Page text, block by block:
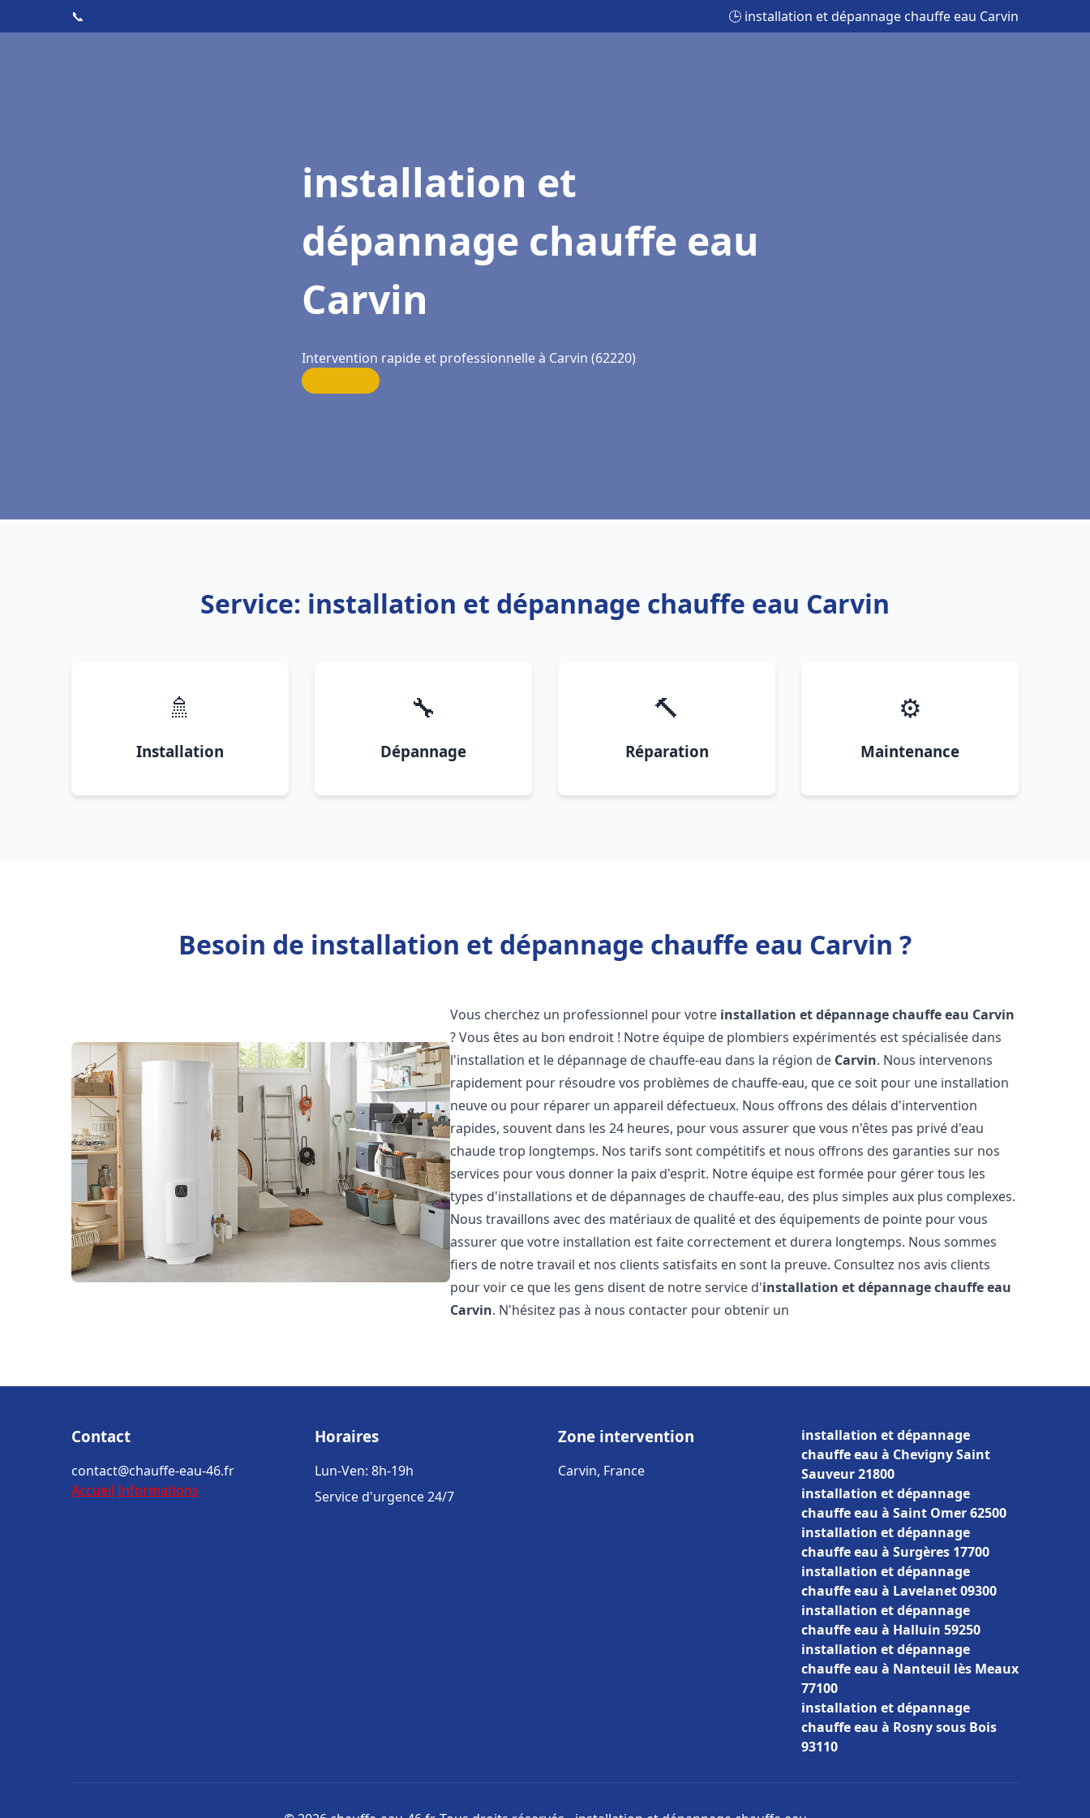
📞 🕒 installation et dépannage chauffe eau Carvin
installation et
dépannage chauffe eau
Carvin
Intervention rapide et professionnelle à Carvin (62220)
Service: installation et dépannage chauffe eau Carvin
🚿
Installation
🔧
Dépannage
🔨
Réparation
⚙️
Maintenance
Besoin de installation et dépannage chauffe eau Carvin ?
Vous cherchez un professionnel pour votre installation et dépannage chauffe eau Carvin
? Vous êtes au bon endroit ! Notre équipe de plombiers expérimentés est spécialisée dans
l'installation et le dépannage de chauffe-eau dans la région de Carvin. Nous intervenons
rapidement pour résoudre vos problèmes de chauffe-eau, que ce soit pour une installation
neuve ou pour réparer un appareil défectueux. Nous offrons des délais d'intervention
rapides, souvent dans les 24 heures, pour vous assurer que vous n'êtes pas privé d'eau
chaude trop longtemps. Nos tarifs sont compétitifs et nous offrons des garanties sur nos
services pour vous donner la paix d'esprit. Notre équipe est formée pour gérer tous les
types d'installations et de dépannages de chauffe-eau, des plus simples aux plus complexes.
Nous travaillons avec des matériaux de qualité et des équipements de pointe pour vous
assurer que votre installation est faite correctement et durera longtemps. Nous sommes
fiers de notre travail et nos clients satisfaits en sont la preuve. Consultez nos avis clients
pour voir ce que les gens disent de notre service d'installation et dépannage chauffe eau
Carvin. N'hésitez pas à nous contacter pour obtenir un
Contact
contact@chauffe-eau-46.fr
Accueil Informations
Horaires
Lun-Ven: 8h-19h
Service d'urgence 24/7
Zone intervention
Carvin, France
installation et dépannage
chauffe eau à Chevigny Saint
Sauveur 21800
installation et dépannage
chauffe eau à Saint Omer 62500
installation et dépannage
chauffe eau à Surgères 17700
installation et dépannage
chauffe eau à Lavelanet 09300
installation et dépannage
chauffe eau à Halluin 59250
installation et dépannage
chauffe eau à Nanteuil lès Meaux
77100
installation et dépannage
chauffe eau à Rosny sous Bois
93110